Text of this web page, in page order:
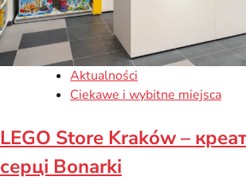
Aktualności
Ciekawe i wybitne miejsca
LEGO Store Kraków –
серці Bonarki